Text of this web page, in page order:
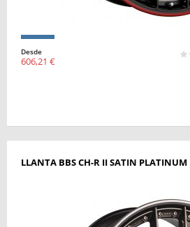
Desde
606,21 €
LLANTA BBS CH-R II SATIN PLATINUM